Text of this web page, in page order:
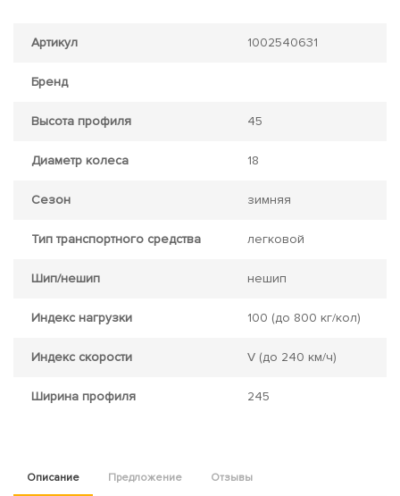
Артикул 1002540631
Бренд
Высота профиля 45
Диаметр колеса 18
Сезон зимняя
Тип транспортного средства легковой
Шип/нешип нешип
Индекс нагрузки 100 (до 800 кг/кол)
Индекс скорости V (до 240 км/ч)
Ширина профиля 245
Описание Предложение Отзывы